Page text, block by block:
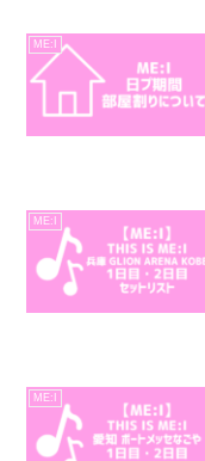
ME:I
ME:I
ME:I